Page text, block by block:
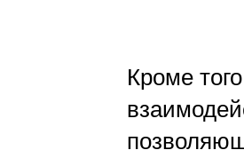
Кроме